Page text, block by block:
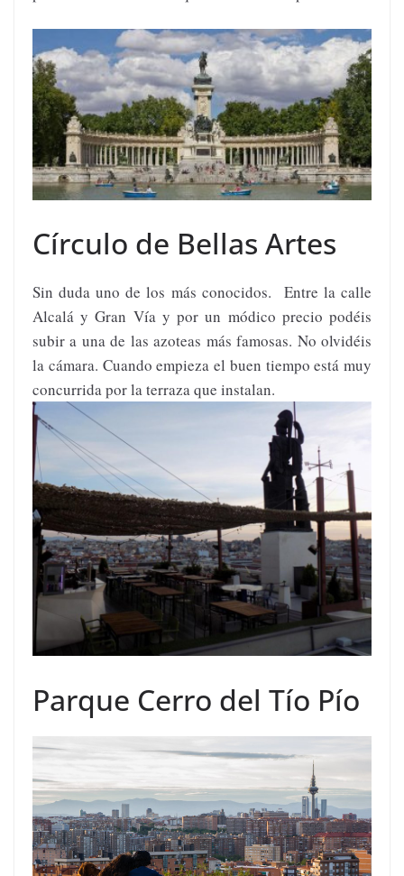
Círculo de Bellas Artes
Sin duda uno de los más conocidos. Entre la calle
Alcalá y Gran Vía y por un módico precio podéis
subir a una de las azoteas más famosas. No olvidéis
la cámara. Cuando empieza el buen tiempo está muy
concurrida por la terraza que instalan.
Parque Cerro del Tío Pío